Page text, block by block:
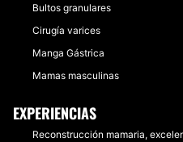
Bultos granulares
Cirugía varices
Manga Gástrica
Mamas masculinas
EXPERIENCIAS
Reconstrucción mamaria,